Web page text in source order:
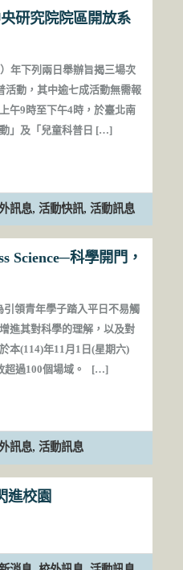
央研究院院區開放系
年下列兩日舉辦旨揭三場次
活動，其中逾七成活動無需報
午9時至下午4時，於臺北南
」及「兒童科普日 […]
訊息, 活動快訊, 活動訊息
Science─科學開門，
領青年學子踏入平日不易觸
進其對科學的理解，以及對
本(114)年11月1日(星期六)
超過100個場域。 […]
訊息, 活動訊息
進校園